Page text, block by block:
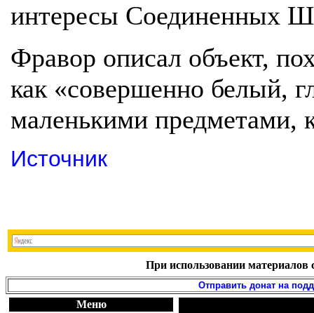
интересы Соединенных
Фравор описал объект,
как «совершенно белый,
маленькими предметами,
Источник
При использовании материалов
Отправить донат на
Меню